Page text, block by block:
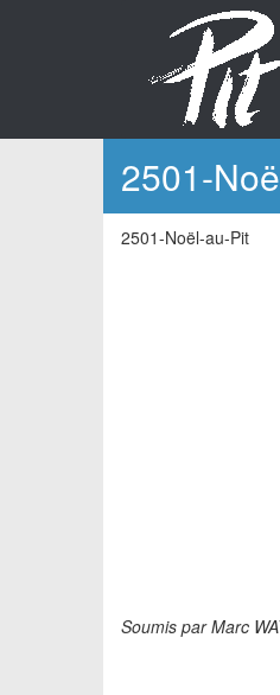
Main
User
account
menu
2501-
2501-Noël-au-Pit
Soumis par Marc